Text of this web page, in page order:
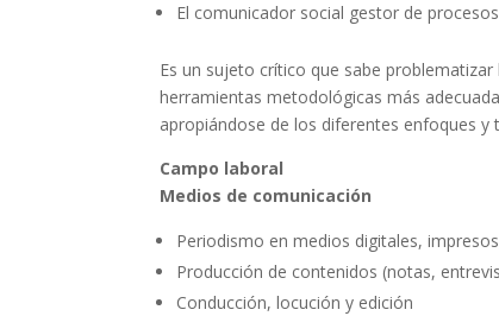
El comunicador social gestor de
Es un sujeto crítico que sabe
herramientas metodológicas más
apropiándose de los diferentes enfoques y
Campo laboral
Medios de comunicación
Periodismo en medios digitales,
Producción de contenidos (notas,
Conducción, locución y edición